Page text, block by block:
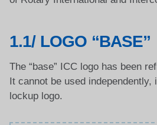
1.1/ LOGO “BASE”
The “base” ICC logo has been
It cannot be used independently,
lockup logo.